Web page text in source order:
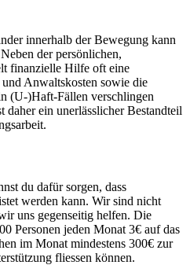
innerhalb der Bewegung kann
der persönlichen,
finanzielle Hilfe oft eine
Anwaltskosten sowie die
(U-)Haft-Fällen verschlingen
daher ein unerlässlicher Bestandteil
du dafür sorgen, dass
werden kann. Wir sind nicht
uns gegenseitig helfen. Die
Personen jeden Monat 3€ auf das
im Monat mindestens 300€ zur
fliessen können.